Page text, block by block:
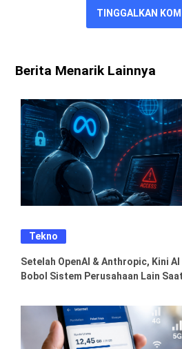
TINGGALKAN
Berita Menarik Lainnya
Tekno
Setelah OpenAI & Anthropic, Kini
Bobol Sistem Perusahaan Lain